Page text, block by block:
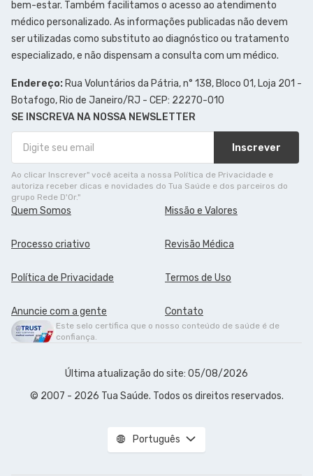
bem-estar. Também facilitamos o acesso ao atendimento
médico personalizado. As informações publicadas não devem
ser utilizadas como substituto ao diagnóstico ou tratamento
especializado, e não dispensam a consulta com um médico.
Endereço:Rua Voluntários da Pátria, n° 138, Bloco 01, Loja 201 -
Botafogo, Rio de Janeiro/RJ - CEP: 22270-010
SE INSCREVA NA NOSSA NEWSLETTER
Inscrever
Ao clicar Inscrever" você aceita a nossa Política de Privacidade e
autoriza receber dicas e novidades do Tua Saúde e dos parceiros do
grupo Rede D'Or."
Quem Somos Missão e Valores
Processo criativo Revisão Médica
Política de Privacidade Termos de Uso
Anuncie com a gente Contato
Este selo certifica que o nosso conteúdo de saúde é de
confiança.
Última atualização do site: 05/08/2026
© 2007 - 2026 Tua Saúde. Todos os direitos reservados.
Português